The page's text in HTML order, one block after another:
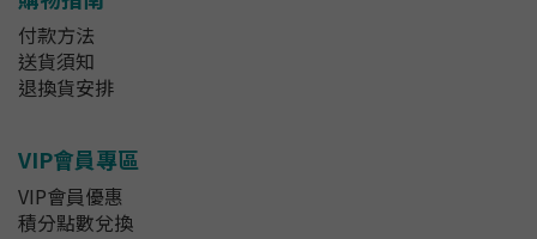
付款方法
送貨須知
退換貨安排
VIP會員專區
VIP會員優惠
積分點數兌換